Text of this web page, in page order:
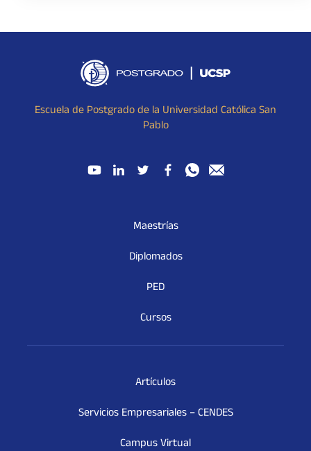
Escuela de Postgrado de la Universidad Católica San
Pablo
Maestrías
Diplomados
PED
Cursos
Artículos
Servicios Empresariales – CENDES
Campus Virtual